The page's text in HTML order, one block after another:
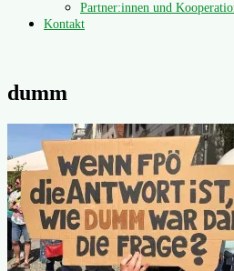
Partner:innen und
Kontakt
dumm